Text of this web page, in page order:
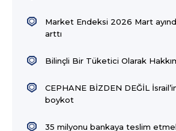
Market Endeksi 2026 Mart
arttı
Bilinçli Bir Tüketici Olarak
CEPHANE BİZDEN DEĞİL
boykot
35 milyonu bankaya teslim